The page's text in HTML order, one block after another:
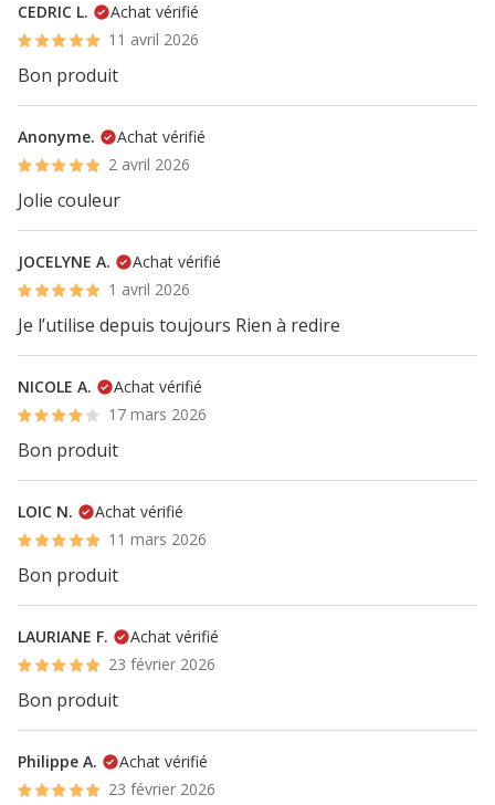
CEDRIC L.
Achat vérifié
11 avril 2026
Bon produit
Anonyme.
Achat vérifié
2 avril 2026
Jolie couleur
JOCELYNE A.
Achat vérifié
1 avril 2026
Je l’utilise depuis toujours Rien à redire
NICOLE A.
Achat vérifié
17 mars 2026
Bon produit
LOIC N.
Achat vérifié
11 mars 2026
Bon produit
LAURIANE F.
Achat vérifié
23 février 2026
Bon produit
Philippe A.
Achat vérifié
23 février 2026